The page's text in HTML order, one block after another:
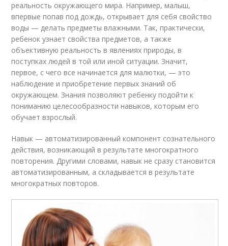
реальность окружающего мира. Например, малыш,
впервые попав под дождь, открывает для себя свойство
воды — делать предметы влажными. Так, практически,
ребенок узнает свойства предметов, а также
объективную реальность в явлениях природы, в
поступках людей в той или иной ситуации. Значит,
первое, с чего все начинается для малютки, — это
наблюдение и приобретение первых знаний об
окружающем. Знания позволяют ребенку подойти к
пониманию целесообразности навыков, которым его
обучает взрослый.
Навык — автоматизированный компонент сознательного
действия, возникающий в результате многократного
повторения. Другими словами, навык не сразу становится
автоматизированным, а складывается в результате
многократных повторов.